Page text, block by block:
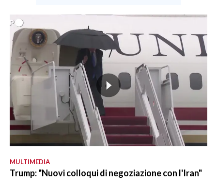
MULTIMEDIA
Trump: "Nuovi colloqui di negoziazione con l'Iran"